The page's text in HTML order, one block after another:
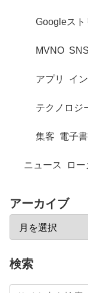
Googleスト
MVNO SNS
アプリ イ
テクノロジ
集客 電子
ニュース ロ
アーカイブ
検索